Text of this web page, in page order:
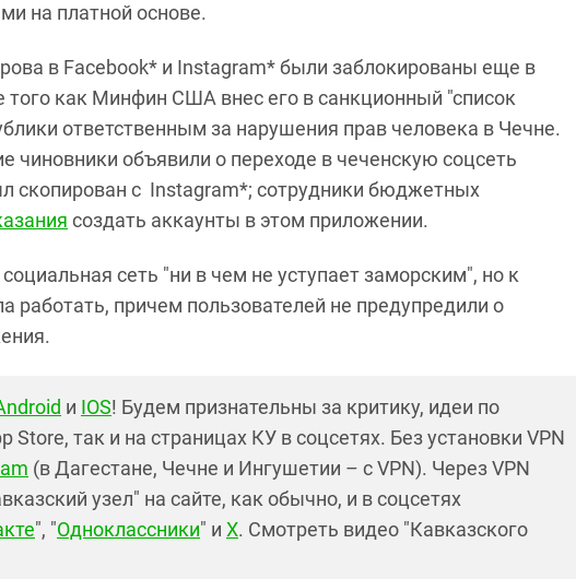
на платной основе.
в Facebook* и Instagram* были заблокированы еще в
того как Минфин США внес его в санкционный "список
ответственным за нарушения прав человека в Чечне.
чиновники объявили о переходе в чеченскую соцсеть
скопирован с Instagram*; сотрудники бюджетных
создать аккаунты в этом приложении.
сеть "ни в чем не уступает заморским", но к
работать, причем пользователей не предупредили о
и IOS! Будем признательны за критику, идеи по
Store, так и на страницах КУ в соцсетях. Без установки VPN
(в Дагестане, Чечне и Ингушетии – с VPN). Через VPN
узел" на сайте, как обычно, и в соцсетях
", "Одноклассники" и X. Смотреть видео "Кавказского